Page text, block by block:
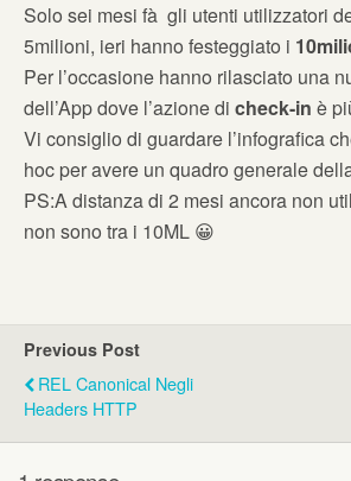
Solo sei mesi fà gli utenti utilizzatori
5milioni, ieri hanno festeggiato i
Per l’occasione hanno rilasciato una
dell’App dove l’azione di check-in è
Vi consiglio di guardare l’infografica
hoc per avere un quadro generale
PS:A distanza di 2 mesi ancora non
non sono tra i 10ML 😀
Previous Post
REL Canonical Negli
Headers HTTP